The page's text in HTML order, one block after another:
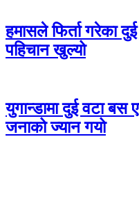
हमासले फिर्ता गरेका
पहिचान खुल्यो
युगान्डामा दुई वटा
जनाको ज्यान गयो